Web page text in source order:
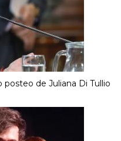
de Juliana Di Tullio